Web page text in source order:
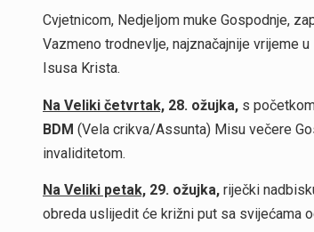
Cvjetnicom, Nedjeljom muke Gospodnje,
Vazmeno trodnevlje, najznačajnije vrijeme
Isusa Krista.
Na Veliki četvrtak, 28. ožujka, s
BDM (Vela crikva/Assunta) Misu večere
invaliditetom.
Na Veliki petak, 29. ožujka, riječki
obreda uslijedit će križni put sa svijećama